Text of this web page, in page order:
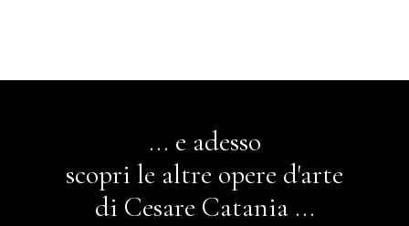
... e adesso
scopri le altre opere d'arte
di Cesare Catania ...